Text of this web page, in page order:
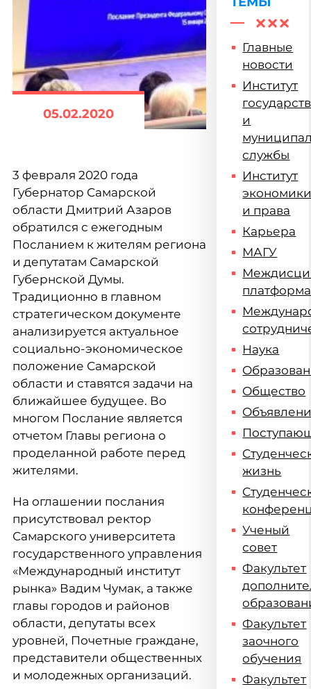
05.02.2020
3 февраля 2020 года
Губернатор Самарской
области Дмитрий Азаров
обратился с ежегодным
Посланием к жителям региона
и депутатам Самарской
Губернской Думы.
Традиционно в главном
стратегическом документе
анализируется актуальное
социально-экономическое
положение Самарской
области и ставятся задачи на
ближайшее будущее. Во
многом Послание является
отчетом Главы региона о
проделанной работе перед
жителями.
На оглашении послания
присутствовал ректор
Самарского университета
государственного управления
«Международный институт
рынка» Вадим Чумак, а также
главы городов и районов
области, депутаты всех
уровней, Почетные граждане,
представители общественных
и молодежных организаций.
Главные
новости
Институт
и
службы
Институт
и права
Карьера
МАГУ
платформа
Наука
Общество
жизнь
Ученый
совет
Факультет
Факультет
заочного
обучения
Факультет